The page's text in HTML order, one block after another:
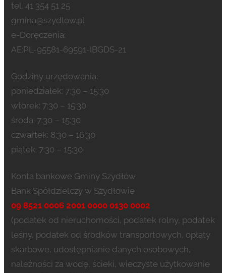
tel. 41 354 51 25
gmina@szydlow.pl
e-Doręczenia:
AE:PL-95581-69591-IBGDS-21
Godziny urzędowania:
poniedziałek: 7:30 – 15:30
wtorek: 7:30 – 15:30
środa: 7:30 – 15:30
czwartek: 8:30 – 16:30
piątek: 7:30 – 15:30
Konta bankowe Gminy Szydłów
Bank Spółdzielczy w Szydłowie
09 8521 0006 2001 0000 0130 0002
(podatek od nieruchomości, podatek rolny, podatek
leśny, podatek od środków transportowych, opłaty
skarbowe, udostępnianie danych osobowych,
należności za wodę, ścieki, wieczyste użytkowanie